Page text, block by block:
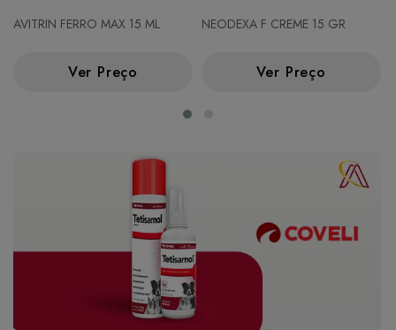
AVITRIN FERRO MAX 15 ML
Ver Preço
NEODEXA F CREME 15 GR
Ver Preço